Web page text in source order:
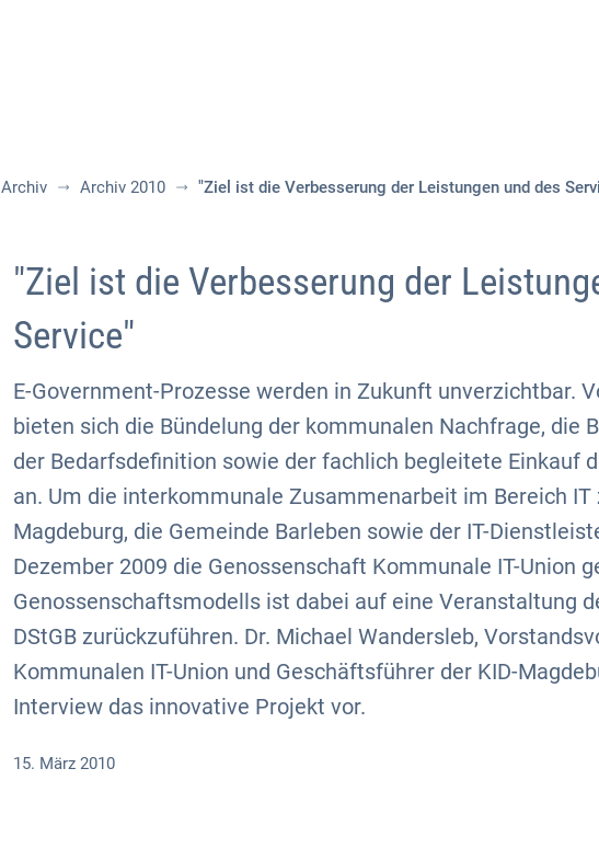
Archiv Archiv 2010 "Ziel ist die Verbesserung der Leistungen und des
"Ziel ist die Verbesserung der
Service"
E-Government-Prozesse werden in Zukunft unverzichtbar.
bieten sich die Bündelung der kommunalen Nachfrage, die
der Bedarfsdefinition sowie der fachlich begleitete Einkauf
an. Um die interkommunale Zusammenarbeit im Bereich IT
Magdeburg, die Gemeinde Barleben sowie der IT-
Dezember 2009 die Genossenschaft Kommunale IT-Union
Genossenschaftsmodells ist dabei auf eine Veranstaltung
DStGB zurückzuführen. Dr. Michael Wandersleb,
Kommunalen IT-Union und Geschäftsführer der KID-
Interview das innovative Projekt vor.
15. März 2010